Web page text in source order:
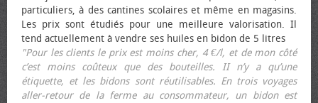
particuliers, à des cantines scolaires et même en magasins.
Les prix sont étudiés pour une meilleure valorisation. Il
tend actuellement à vendre ses huiles en bidon de 5 litres
"Pour les clients le prix est moins cher, 4 €/l, et de mon côté
c’est moins coûteux que des bouteilles. II n’y a qu’une
étiquette, et les bidons sont réutilisables. En trois voyages
aller-retour de la ferme au consommateur, un bidon est